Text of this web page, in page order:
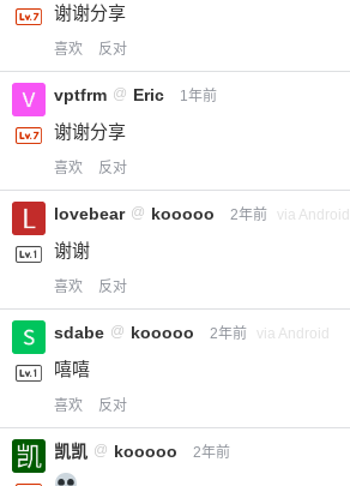
谢谢分享
喜欢 反对
vptfrm @ Eric 1年前
谢谢分享
喜欢 反对
lovebear @ kooooo 2年前 via Android
谢谢
喜欢 反对
sdabe @ kooooo 2年前 via Android
嘻嘻
喜欢 反对
凯凯 @ kooooo 2年前